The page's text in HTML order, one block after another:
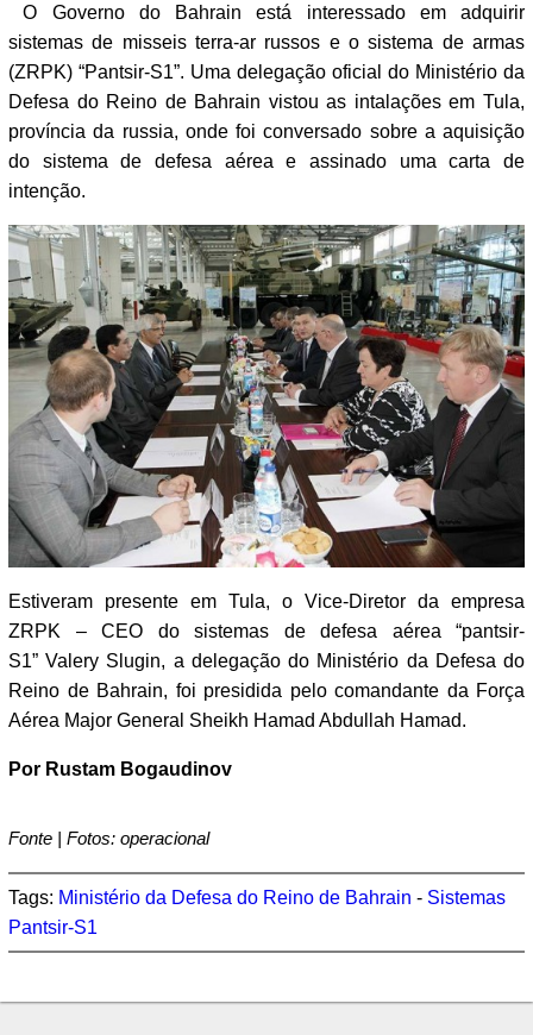
O Governo do Bahrain está interessado em adquirir
sistemas de misseis terra-ar russos e o sistema de armas
(ZRPK) “Pantsir-S1”. Uma delegação oficial do Ministério da
Defesa do Reino de Bahrain vistou as intalações em Tula,
província da russia, onde foi conversado sobre a aquisição
do sistema de defesa aérea e assinado uma carta de
intenção.
Estiveram presente em Tula, o Vice-Diretor da empresa
ZRPK – CEO do sistemas de defesa aérea “pantsir-
S1” Valery Slugin, a delegação do Ministério da Defesa do
Reino de Bahrain, foi presidida pelo comandante da Força
Aérea Major General Sheikh Hamad Abdullah Hamad.
Por Rustam Bogaudinov
Fonte | Fotos: operacional
Tags: Ministério da Defesa do Reino de Bahrain - Sistemas
Pantsir-S1